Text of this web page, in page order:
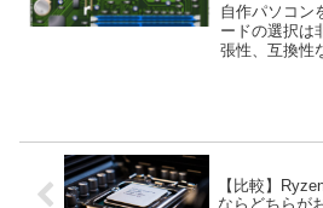
自作パソコン
ードの選択は
張性、互換性
【比較】
ならどちらが